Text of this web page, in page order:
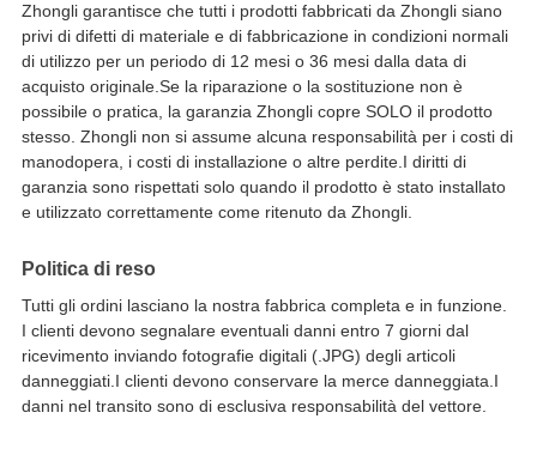
Zhongli garantisce che tutti i prodotti fabbricati da Zhongli siano
privi di difetti di materiale e di fabbricazione in condizioni normali
di utilizzo per un periodo di 12 mesi o 36 mesi dalla data di
acquisto originale.Se la riparazione o la sostituzione non è
possibile o pratica, la garanzia Zhongli copre SOLO il prodotto
stesso. Zhongli non si assume alcuna responsabilità per i costi di
manodopera, i costi di installazione o altre perdite.I diritti di
garanzia sono rispettati solo quando il prodotto è stato installato
e utilizzato correttamente come ritenuto da Zhongli.
Politica di reso
Tutti gli ordini lasciano la nostra fabbrica completa e in funzione.
I clienti devono segnalare eventuali danni entro 7 giorni dal
ricevimento inviando fotografie digitali (.JPG) degli articoli
danneggiati.I clienti devono conservare la merce danneggiata.I
danni nel transito sono di esclusiva responsabilità del vettore.